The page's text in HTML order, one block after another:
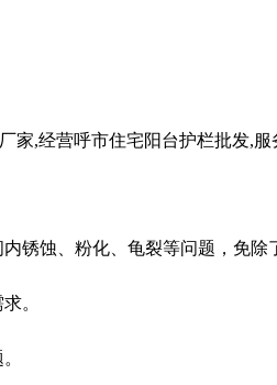
家,经营呼市住宅阳台护栏批发,
锈蚀、粉化、龟裂等问题，免除
。